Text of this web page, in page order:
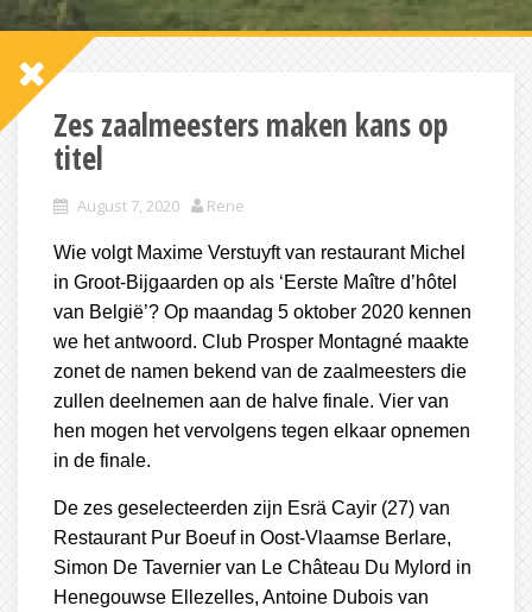
Zes zaalmeesters maken kans op
titel
August 7, 2020 Rene
Wie volgt Maxime Verstuyft van restaurant Michel
in Groot-Bijgaarden op als ‘Eerste Maître d’hôtel
van België’? Op maandag 5 oktober 2020 kennen
we het antwoord. Club Prosper Montagné maakte
zonet de namen bekend van de zaalmeesters die
zullen deelnemen aan de halve finale. Vier van
hen mogen het vervolgens tegen elkaar opnemen
in de finale.
De zes geselecteerden zijn Esrä Cayir (27) van
Restaurant Pur Boeuf in Oost-Vlaamse Berlare,
Simon De Tavernier van Le Château Du Mylord in
Henegouwse Ellezelles, Antoine Dubois van